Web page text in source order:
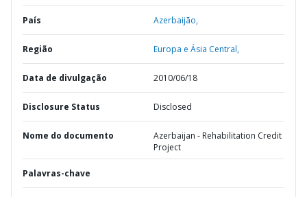
País Azerbaijão,
Região Europa e Ásia Central,
Data de divulgação 2010/06/18
Disclosure Status Disclosed
Nome do documento
Azerbaijan - Rehabilitation Credit
Project
Palavras-chave